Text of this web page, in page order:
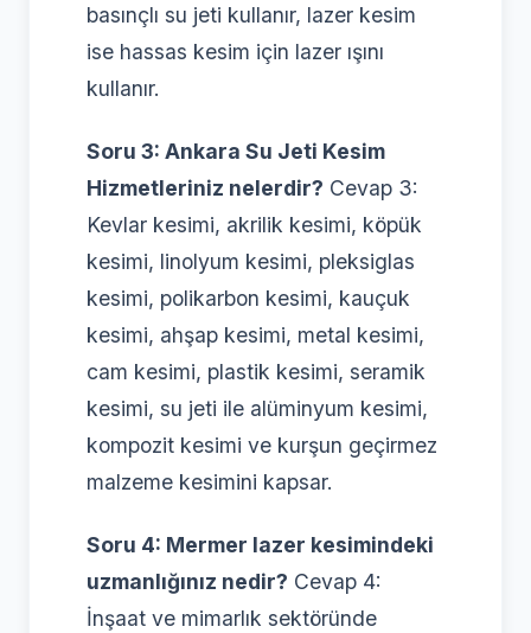
basınçlı su jeti kullanır, lazer kesim
ise hassas kesim için lazer ışını
kullanır.
Soru 3: Ankara Su Jeti Kesim
Hizmetleriniz nelerdir? Cevap 3:
Kevlar kesimi, akrilik kesimi, köpük
kesimi, linolyum kesimi, pleksiglas
kesimi, polikarbon kesimi, kauçuk
kesimi, ahşap kesimi, metal kesimi,
cam kesimi, plastik kesimi, seramik
kesimi, su jeti ile alüminyum kesimi,
kompozit kesimi ve kurşun geçirmez
malzeme kesimini kapsar.
Soru 4: Mermer lazer kesimindeki
uzmanlığınız nedir? Cevap 4:
İnşaat ve mimarlık sektöründe